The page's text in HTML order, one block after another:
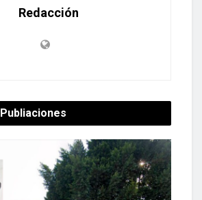
Redacción
Publiaciones